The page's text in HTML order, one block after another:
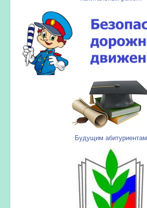
Будущим абитуриентам